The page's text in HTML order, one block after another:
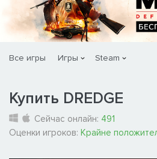
Все игры Игры Steam
Купить DREDGE
Сейчас онлайн: 491
Оценки игроков: Крайне